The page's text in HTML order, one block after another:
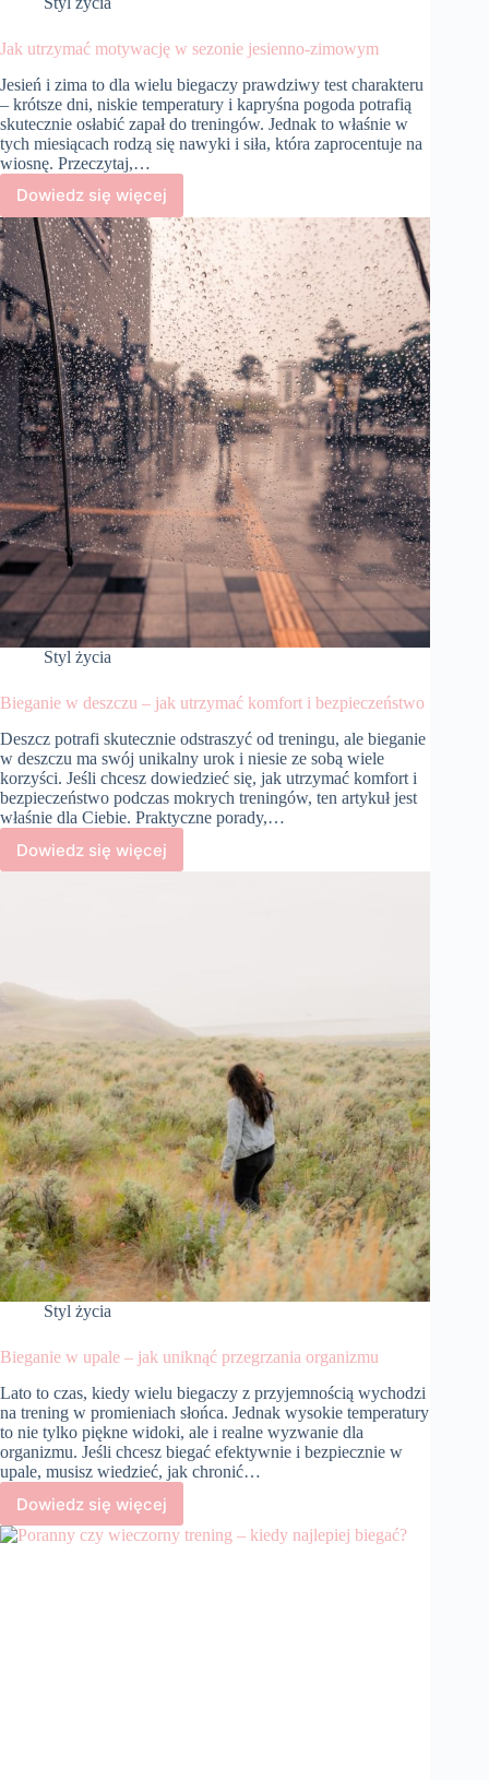
Jak utrzymać motywację w sezonie jesienno-zimowym
Jesień i zima to dla wielu biegaczy prawdziwy test charakteru
– krótsze dni, niskie temperatury i kapryśna pogoda potrafią
skutecznie osłabić zapał do treningów. Jednak to właśnie w
tych miesiącach rodzą się nawyki i siła, która zaprocentuje na
wiosnę. Przeczytaj,…
Dowiedz się więcej
Jak
utrzymać
motywację
w
sezonie
jesienno-
zimowym
Styl życia
Bieganie w deszczu – jak utrzymać komfort i bezpieczeństwo
Deszcz potrafi skutecznie odstraszyć od treningu, ale bieganie
w deszczu ma swój unikalny urok i niesie ze sobą wiele
korzyści. Jeśli chcesz dowiedzieć się, jak utrzymać komfort i
bezpieczeństwo podczas mokrych treningów, ten artykuł jest
właśnie dla Ciebie. Praktyczne porady,…
Dowiedz się więcej
Bieganie
i
bezpieczeństwo
Styl życia
Bieganie w upale – jak uniknąć przegrzania organizmu
Lato to czas, kiedy wielu biegaczy z przyjemnością wychodzi
na trening w promieniach słońca. Jednak wysokie temperatury
to nie tylko piękne widoki, ale i realne wyzwanie dla
organizmu. Jeśli chcesz biegać efektywnie i bezpiecznie w
upale, musisz wiedzieć, jak chronić…
Dowiedz się więcej
Bieganie
w